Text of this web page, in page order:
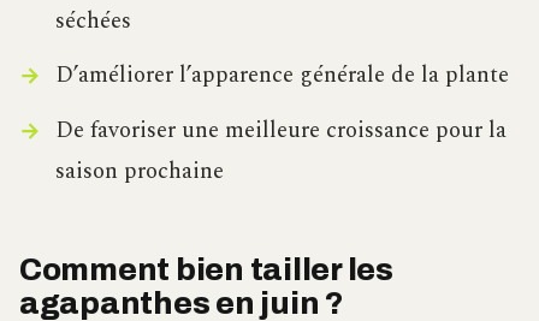
séchées
D’améliorer l’apparence générale de la plante
De favoriser une meilleure croissance pour la
saison prochaine
Comment bien tailler les
agapanthes en juin ?